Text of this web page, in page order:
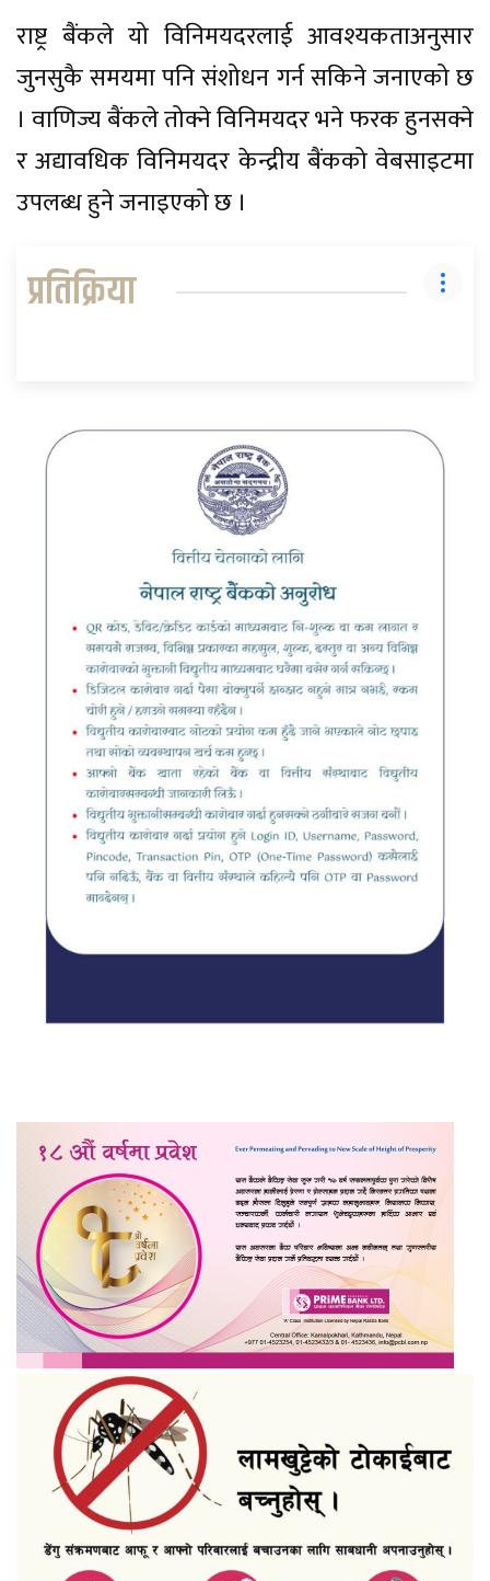
राष्ट्र बैंकले यो विनिमयदरलाई आवश्यकताअनुसार
जुनसुकै समयमा पनि संशोधन गर्न सकिने जनाएको छ
। वाणिज्य बैंकले तोक्ने विनिमयदर भने फरक हुनसक्ने
र अद्यावधिक विनिमयदर केन्द्रीय बैंकको वेबसाइटमा
उपलब्ध हुने जनाइएको छ ।
प्रतिक्रिया